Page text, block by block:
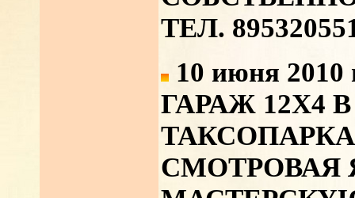
ТЕЛ.
10 июня 2010
ГАРАЖ 12Х4